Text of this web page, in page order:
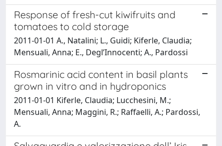
Response of fresh-cut kiwifruits and
tomatoes to cold storage
2011-01-01 A., Natalini; L., Guidi; Kiferle, Claudia;
Mensuali, Anna; E., Degl’Innocenti; A., Pardossi
Rosmarinic acid content in basil plants
grown in vitro and in hydroponics
2011-01-01 Kiferle, Claudia; Lucchesini, M.;
Mensuali, Anna; Maggini, R.; Raffaelli, A.; Pardossi,
A.